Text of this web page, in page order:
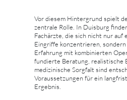
Vor diesem Hintergrund spielt
zentrale Rolle. In Duisburg
Fachärzte, die sich nicht nur auf
Eingriffe konzentrieren,
Erfahrung mit kombinierten
fundierte Beratung, realistische
medizinische Sorgfalt sind
Voraussetzungen für ein
Ergebnis.